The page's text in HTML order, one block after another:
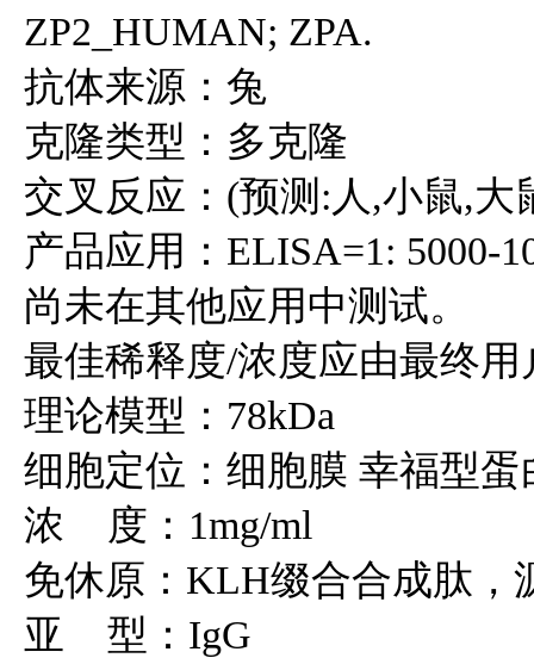
ZP2_HUMAN; ZPA.
抗体来源：兔
克隆类型：多克隆
交叉反应：(预测:人,小鼠,大
产品应用：ELISA=1: 5000-
尚未在其他应用中测试。
最佳稀释度/浓度应由最终用
理论模型：78kDa
细胞定位：细胞膜 幸福型
浓 度：1mg/ml
免休原：KLH缀合合成肽，
亚 型：IgG